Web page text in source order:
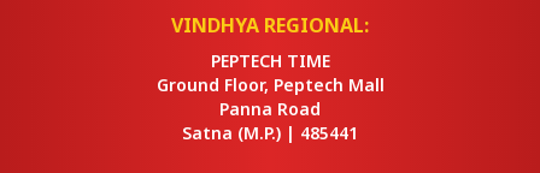
VINDHYA REGIONAL:
PEPTECH TIME
Ground Floor, Peptech Mall
Panna Road
Satna (M.P.) | 485441